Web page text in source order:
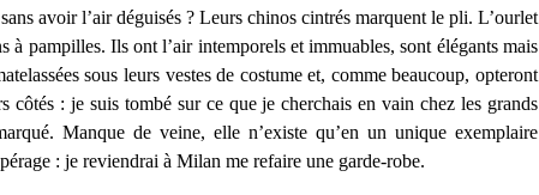
avoir l’air déguisés ? Leurs chinos cintrés marquent le pli. L’ourlet
à pampilles. Ils ont l’air intemporels et immuables, sont élégants mais
sous leurs vestes de costume et, comme beaucoup, opteront
côtés : je suis tombé sur ce que je cherchais en vain chez les grands
Manque de veine, elle n’existe qu’en un unique exemplaire
: je reviendrai à Milan me refaire une garde-robe.